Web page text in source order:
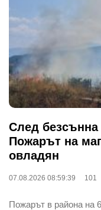
След безсънна
Пожарът на
овладян
07.08.2026 08:59:39 101
Пожарът в района на